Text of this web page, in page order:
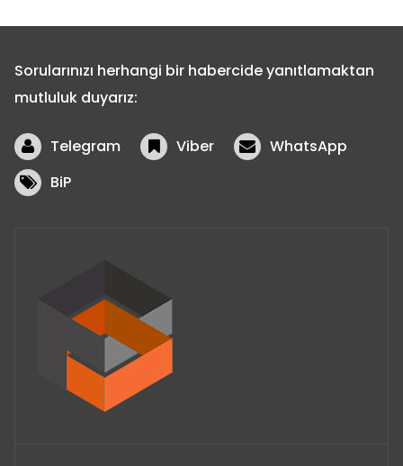
Sorularınızı herhangi bir habercide yanıtlamaktan
mutluluk duyarız:
Telegram Viber
WhatsApp
BiP